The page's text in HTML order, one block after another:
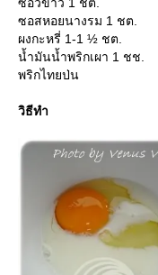
ซีอิ้วขาว 1 ชต.
ซอสหอยนางรม 1 ชต.
ผงกะหรี่ 1-1 ½ ชต.
น้ำมันน้ำพริกเผา 1 ชช.
พริกไทยป่น
วิธีทำ